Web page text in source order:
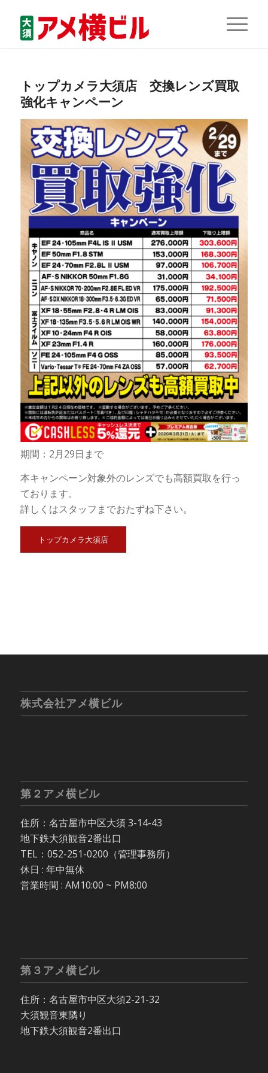
トップカメラ大須店 交換レンズ買取
強化キャンペーン
期間：2月29日まで
本キャンペーン対象外のレンズでも高額買取を行っ
ております。
詳しくはスタッフまでおたずね下さい。
トップカメラ大須店
株式会社アメ横ビル
第２アメ横ビル
住所：名古屋市中区大須 3-14-43
地下鉄大須観音2番出口
TEL：052-251-0200（管理事務所）
休日 : 年中無休
営業時間 : AM10:00 ~ PM8:00
第３アメ横ビル
住所：名古屋市中区大須2-21-32
大須観音東隣り
地下鉄大須観音2番出口